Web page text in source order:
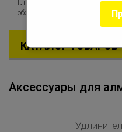
Главная Каталог
оборудования
КАТАЛОГ ТОВАРОВ
Аксессуары для